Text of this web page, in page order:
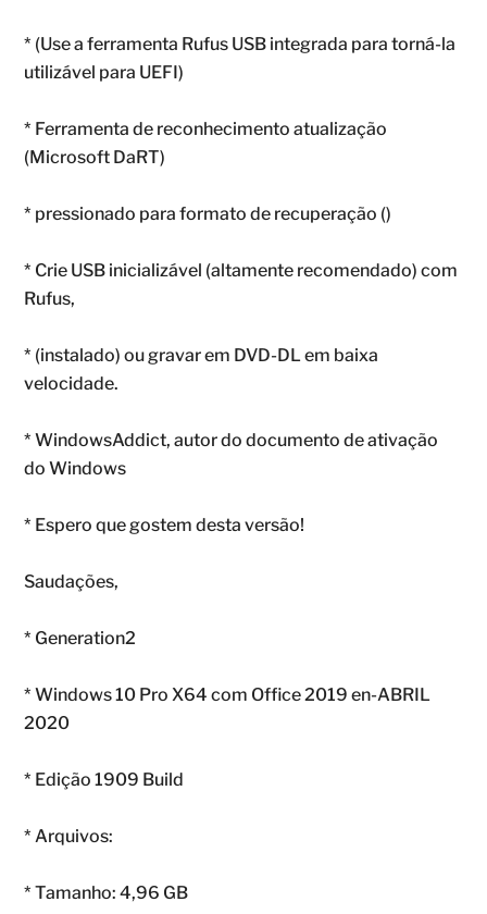
* (Use a ferramenta Rufus USB integrada para torná-la
utilizável para UEFI)
* Ferramenta de reconhecimento atualização
(Microsoft DaRT)
* pressionado para formato de recuperação ()
* Crie USB inicializável (altamente recomendado) com
Rufus,
* (instalado) ou gravar em DVD-DL em baixa
velocidade.
* WindowsAddict, autor do documento de ativação
do Windows
* Espero que gostem desta versão!
Saudações,
* Generation2
* Windows 10 Pro X64 com Office 2019 en-ABRIL
2020
* Edição 1909 Build
* Arquivos:
* Tamanho: 4,96 GB